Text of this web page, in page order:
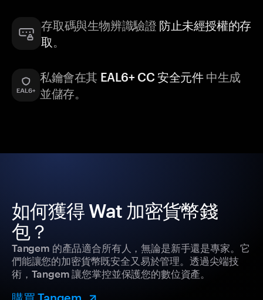
存取碼與生物辨識驗證 防止未經授權的存
取 。
私鑰會在其 EAL6+ CC 安全元件中生成
並儲存。
如何獲得 Wat 加密貨幣錢
包？
Tangem 的產品適合所有人，無論是新手還是專家。它
們能讓您的加密貨幣既安全又易於管理。透過尖端技
術，Tangem 讓您掌控並保護您的數位資產。